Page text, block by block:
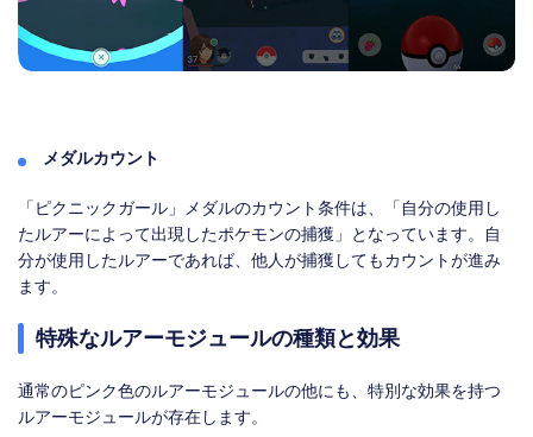
メダルカウント
「ピクニックガール」メダルのカウント条件は、「自分の使用し
たルアーによって出現したポケモンの捕獲」となっています。自
分が使用したルアーであれば、他人が捕獲してもカウントが進み
ます。
特殊なルアーモジュールの種類と効果
通常のピンク色のルアーモジュールの他にも、特別な効果を持つ
ルアーモジュールが存在します。